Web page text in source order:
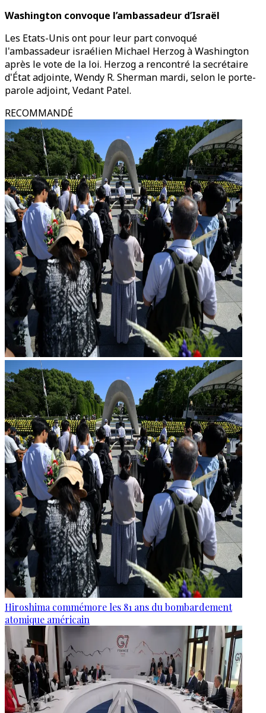
Washington convoque l’ambassadeur d’Israël
Les Etats-Unis ont pour leur part convoqué
l'ambassadeur israélien Michael Herzog à Washington
après le vote de la loi. Herzog a rencontré la secrétaire
d'État adjointe, Wendy R. Sherman mardi, selon le porte-
parole adjoint, Vedant Patel.
RECOMMANDÉ
Hiroshima commémore les 81 ans du bombardement
atomique américain